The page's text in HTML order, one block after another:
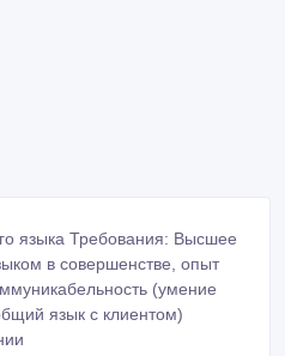
языка Требования: Высшее
в совершенстве, опыт
(умение
язык с клиентом)